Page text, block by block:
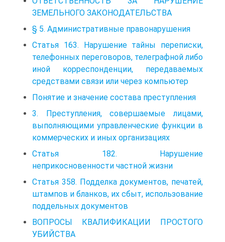
ЗЕМЕЛЬНОГО ЗАКОНОДАТЕЛЬСТВА
§ 5. Административные правонарушения
Статья 163. Нарушение тайны переписки,
телефонных переговоров, телеграфной либо
иной корреспонденции, передаваемых
средствами связи или через компьютер
Понятие и значение состава преступления
3. Преступления, совершаемые лицами,
выполняющими управленческие функции в
коммерческих и иных организациях
Статья 182. Нарушение
неприкосновенности частной жизни
Статья 358. Подделка документов, печатей,
штампов и бланков, их сбыт, использование
поддельных документов
ВОПРОСЫ КВАЛИФИКАЦИИ ПРОСТОГО
УБИЙСТВА